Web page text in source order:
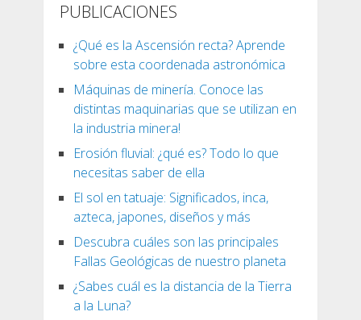
PUBLICACIONES
¿Qué es la Ascensión recta? Aprende
sobre esta coordenada astronómica
Máquinas de minería. Conoce las
distintas maquinarias que se utilizan en
la industria minera!
Erosión fluvial: ¿qué es? Todo lo que
necesitas saber de ella
El sol en tatuaje: Significados, inca,
azteca, japones, diseños y más
Descubra cuáles son las principales
Fallas Geológicas de nuestro planeta
¿Sabes cuál es la distancia de la Tierra
a la Luna?